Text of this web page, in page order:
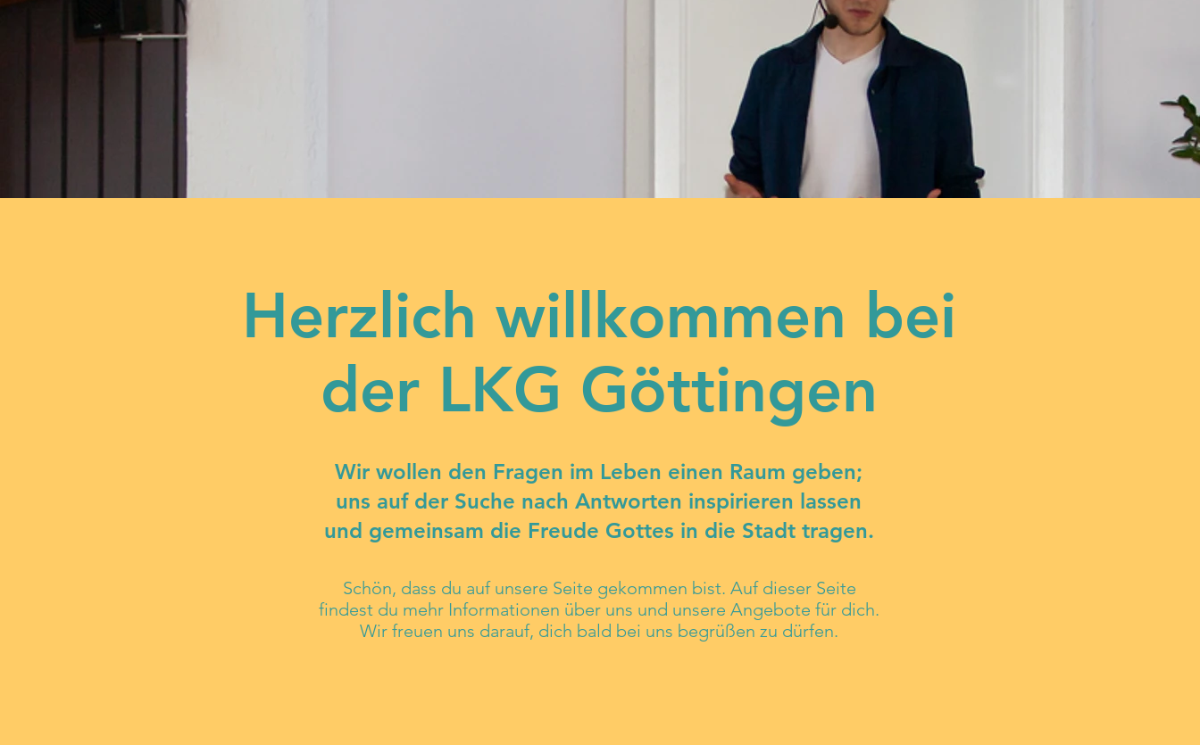
Herzlich willkommen bei
der LKG Göttingen
Wir wollen den Fragen im Leben einen Raum geben;
uns auf der Suche nach Antworten inspirieren lassen
und gemeinsam die Freude Gottes in die Stadt tragen.
Schön, dass du auf unsere Seite gekommen bist. Auf dieser Seite
findest du mehr Informationen über uns und unsere Angebote für dich.
Wir freuen uns darauf, dich bald bei uns begrüßen zu dürfen.